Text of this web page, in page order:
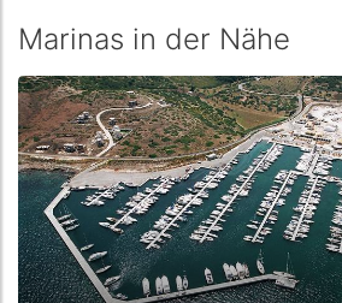
Marinas in der Nähe